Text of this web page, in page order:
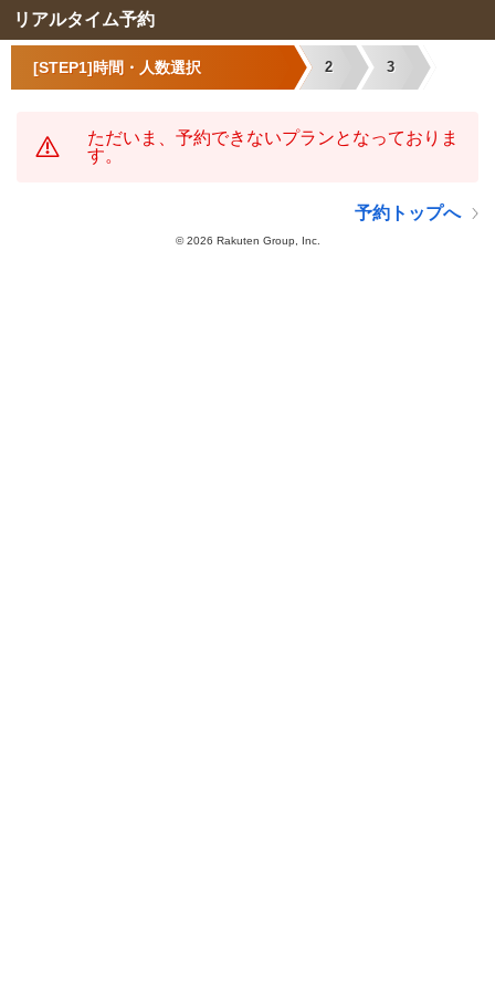
リアルタイム予約
[STEP1]時間・人数選択 2 3
ただいま、予約できないプランとなっておりま
す。
予約トップへ
©2026 Rakuten Group, Inc.